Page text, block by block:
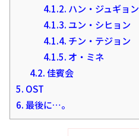
4.1.2. ハン・ジュギョン
4.1.3. ユン・シヒョン
4.1.4. チン・テジョン
4.1.5. オ・ミネ
4.2. 佳賓会
5. OST
6.最後に…。